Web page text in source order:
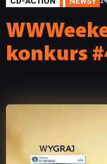
konkurs